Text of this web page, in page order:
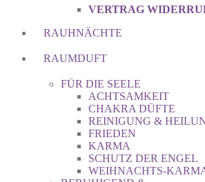
VERTRAG
RAUHNÄCHTE
RAUMDUFT
FÜR DIE SEELE
ACHTSAMKEIT
CHAKRA DÜFTE
REINIGUNG &
FRIEDEN
KARMA
SCHUTZ DER ENGEL
WEIHNACHTS-